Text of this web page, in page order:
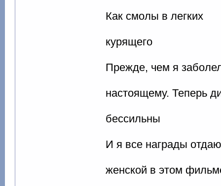
Как смолы в легких
курящего
Прежде, чем я
настоящему. Теперь
бессильны
И я все награды
женской в этом